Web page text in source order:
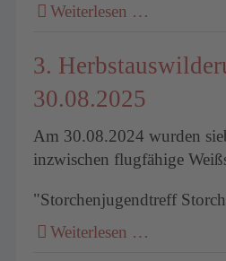
Weiterlesen …
3.
30.08.2025
Am 30.08.2024 wurden
inzwischen flugfähige
"Storchenjugendtreff
Weiterlesen …